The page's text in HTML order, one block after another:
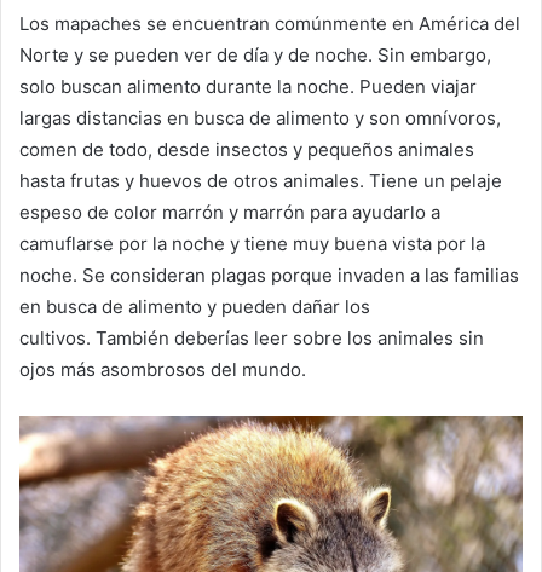
Los mapaches se encuentran comúnmente en América del
Norte y se pueden ver de día y de noche. Sin embargo,
solo buscan alimento durante la noche. Pueden viajar
largas distancias en busca de alimento y son omnívoros,
comen de todo, desde insectos y pequeños animales
hasta frutas y huevos de otros animales. Tiene un pelaje
espeso de color marrón y marrón para ayudarlo a
camuflarse por la noche y tiene muy buena vista por la
noche. Se consideran plagas porque invaden a las familias
en busca de alimento y pueden dañar los
cultivos. También deberías leer sobre los animales sin
ojos más asombrosos del mundo.